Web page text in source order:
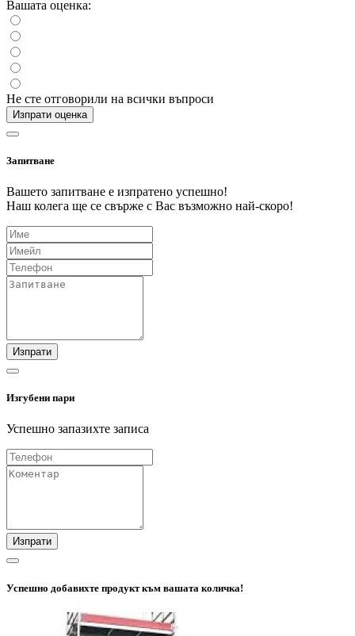
Вашата оценка:
Не сте отговорили на всички въпроси
Изпрати оценка
Запитване
Вашето запитване е изпратено успешно!
Наш колега ще се свърже с Вас възможно най-скоро!
Изпрати
Изгубени пари
Успешно запазихте записа
Изпрати
Успешно добавихте продукт към вашата количка!